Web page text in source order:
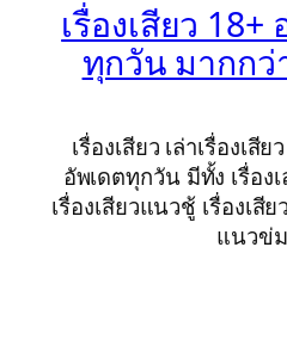
เรื่องเสียว
ทุกวัน มากกว่
เรื่องเสียว เล่าเรื่องเสี
อัพเดตทุกวัน มีทั้ง เรื่อง
เรื่องเสียวแนวชู้ เรื่องเสี
แนวข่